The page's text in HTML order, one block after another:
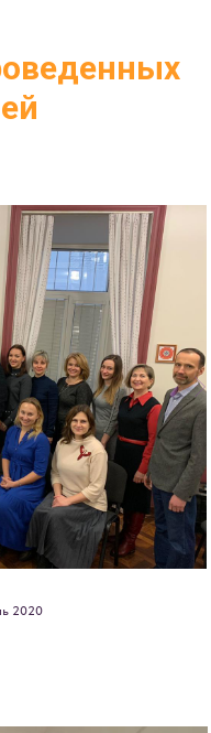
2020